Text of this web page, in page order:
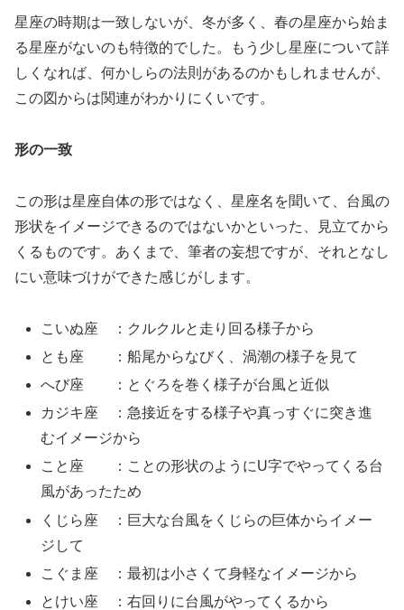
星座の時期は一致しないが、冬が多く、春の星座から始ま
る星座がないのも特徴的でした。もう少し星座について詳
しくなれば、何かしらの法則があるのかもしれませんが、
この図からは関連がわかりにくいです。
形の一致
この形は星座自体の形ではなく、星座名を聞いて、台風の
形状をイメージできるのではないかといった、見立てから
くるものです。あくまで、筆者の妄想ですが、それとなし
にい意味づけができた感じがします。
こいぬ座 ：クルクルと走り回る様子から
とも座 ：船尾からなびく、渦潮の様子を見て
へび座 ：とぐろを巻く様子が台風と近似
カジキ座 ：急接近をする様子や真っすぐに突き進
むイメージから
こと座 ：ことの形状のようにU字でやってくる台
風があったため
くじら座 ：巨大な台風をくじらの巨体からイメー
ジして
こぐま座 ：最初は小さくて身軽なイメージから
とけい座 ：右回りに台風がやってくるから